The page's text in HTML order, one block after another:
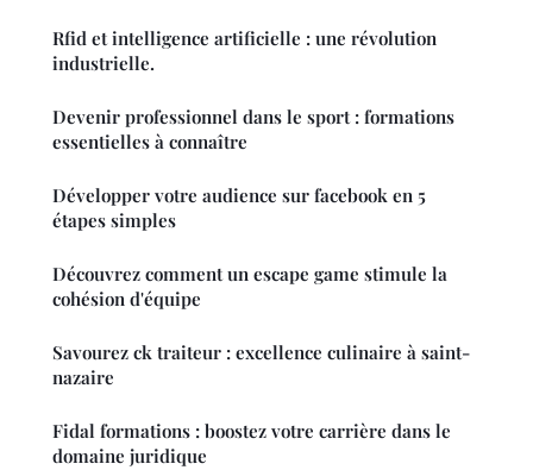
Rfid et intelligence artificielle : une révolution
industrielle.
Devenir professionnel dans le sport : formations
essentielles à connaître
Développer votre audience sur facebook en 5
étapes simples
Découvrez comment un escape game stimule la
cohésion d'équipe
Savourez ck traiteur : excellence culinaire à saint-
nazaire
Fidal formations : boostez votre carrière dans le
domaine juridique